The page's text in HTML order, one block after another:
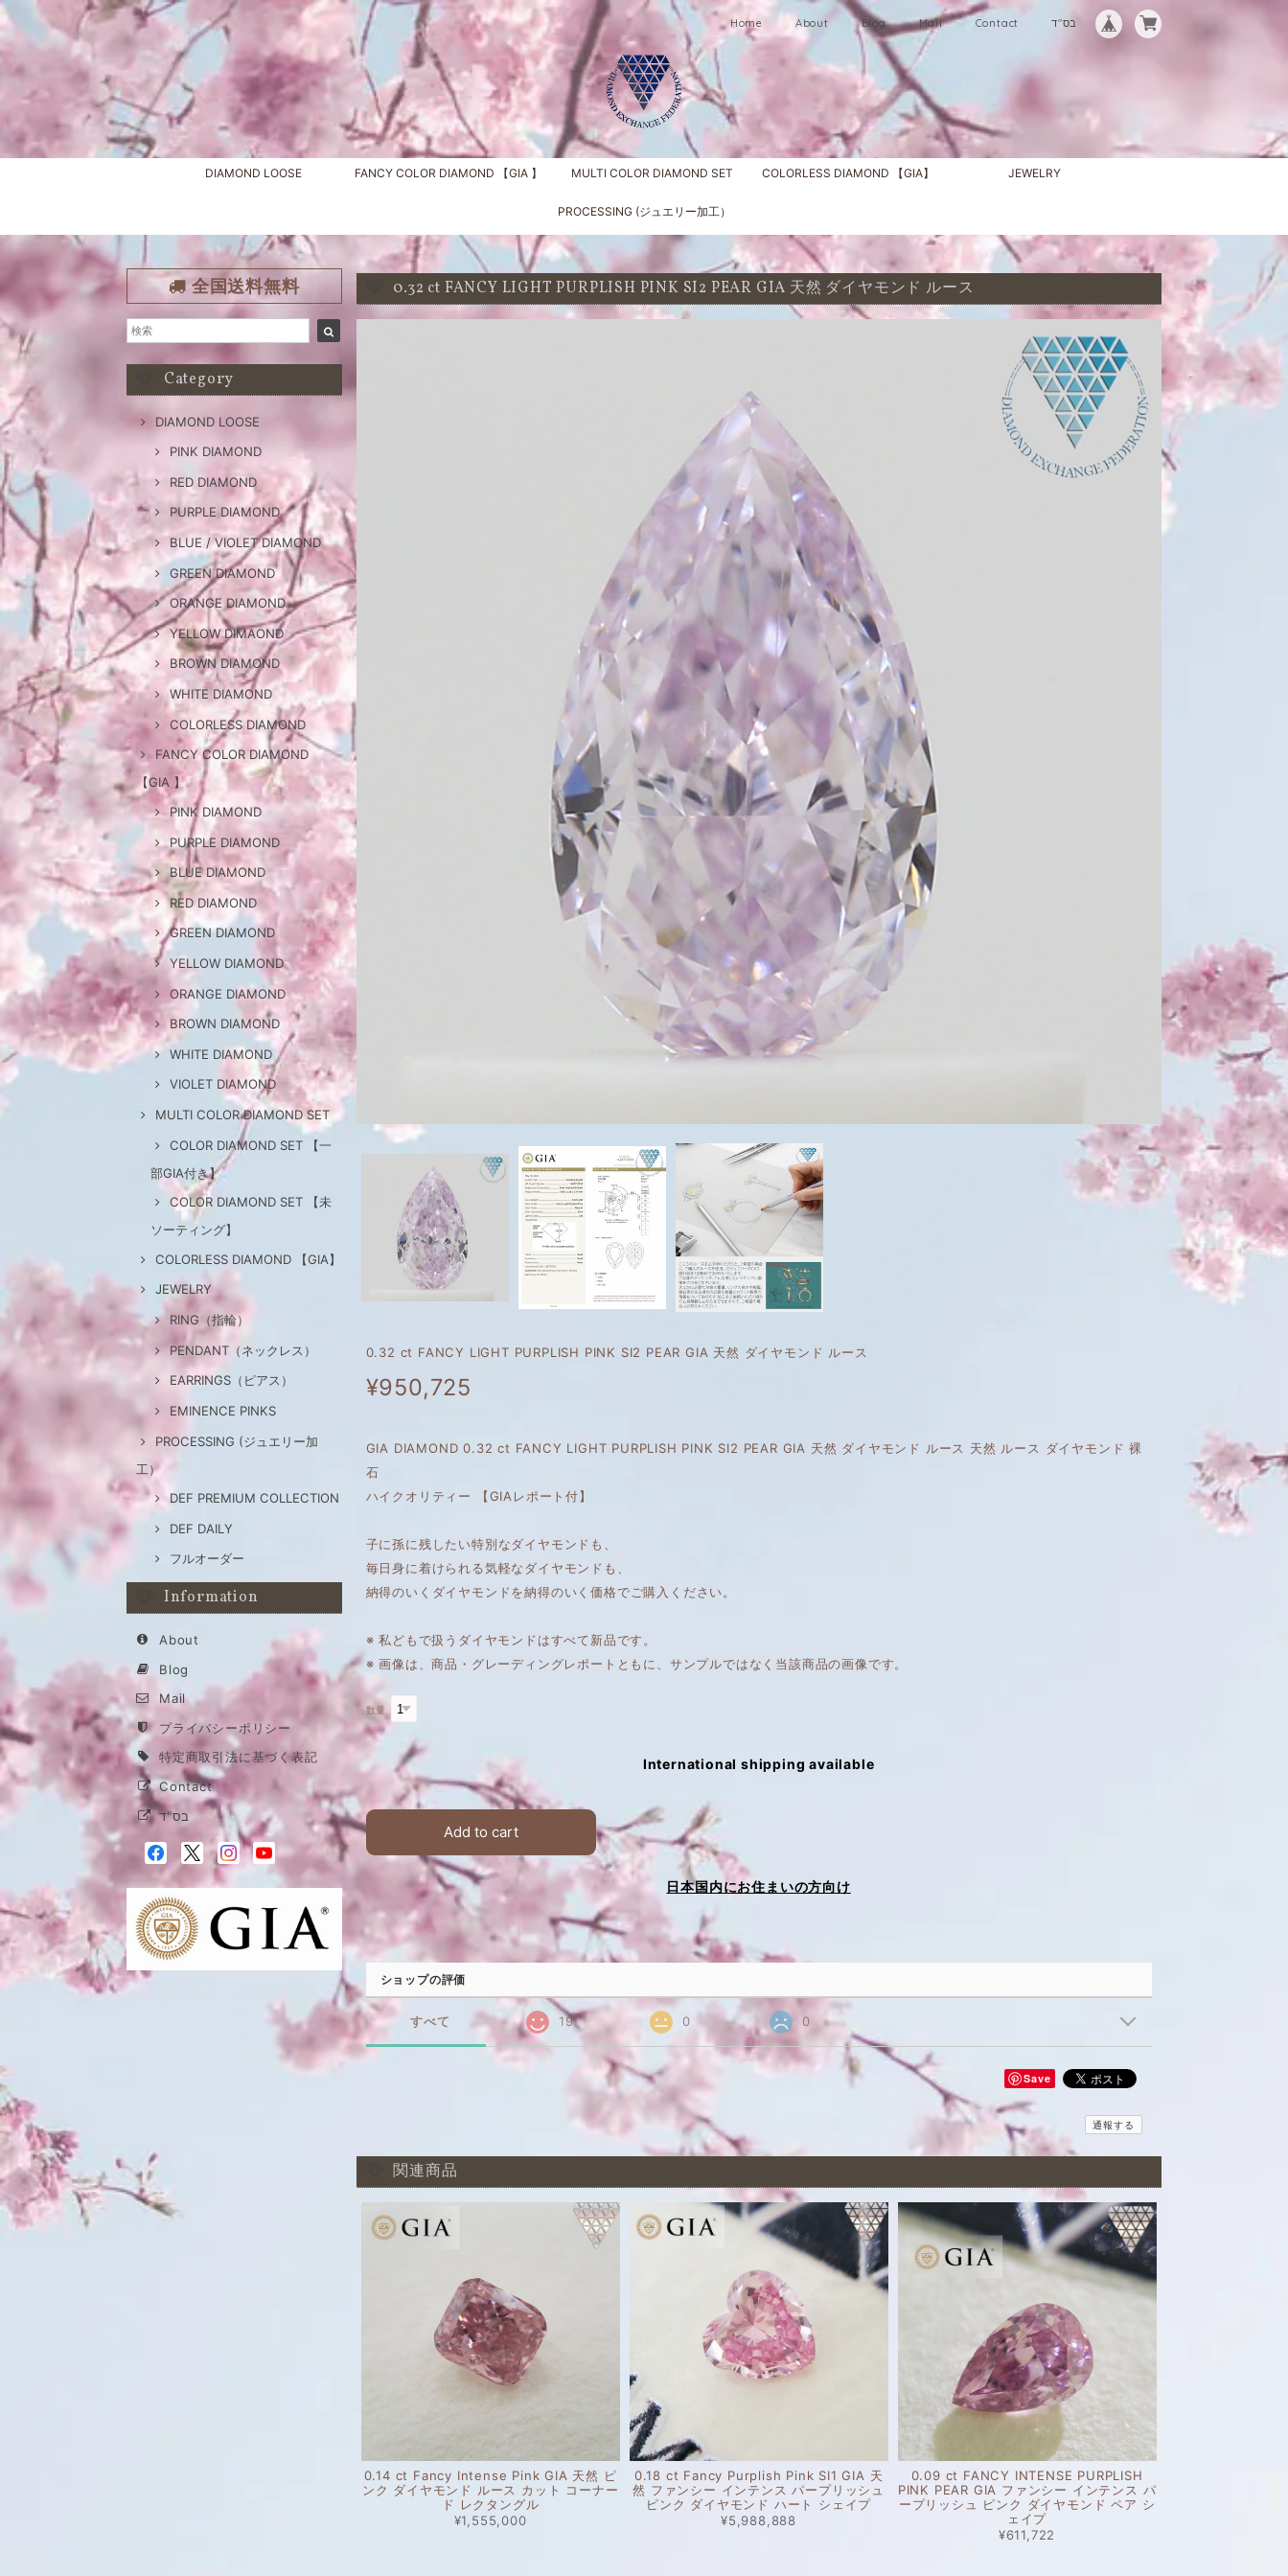
Home About Blog Mail Contact בס"ד
DIAMOND LOOSE FANCY COLOR DIAMOND 【GIA 】 MULTI COLOR DIAMOND SET COLORLESS DIAMOND 【GIA】 JEWELRY
PROCESSING (ジュエリー加工）
全国送料無料
Category
DIAMOND LOOSE
PINK DIAMOND
RED DIAMOND
PURPLE DIAMOND
BLUE / VIOLET DIAMOND
GREEN DIAMOND
ORANGE DIAMOND
YELLOW DIMAOND
BROWN DIAMOND
WHITE DIAMOND
COLORLESS DIAMOND
FANCY COLOR DIAMOND
【GIA 】
PINK DIAMOND
PURPLE DIAMOND
BLUE DIAMOND
RED DIAMOND
GREEN DIAMOND
YELLOW DIAMOND
ORANGE DIAMOND
BROWN DIAMOND
WHITE DIAMOND
VIOLET DIAMOND
MULTI COLOR DIAMOND SET
COLOR DIAMOND SET 【一
部GIA付き】
COLOR DIAMOND SET 【未
ソーティング】
COLORLESS DIAMOND 【GIA】
JEWELRY
RING（指輪）
PENDANT（ネックレス）
EARRINGS（ピアス）
EMINENCE PINKS
PROCESSING (ジュエリー加
工）
DEF PREMIUM COLLECTION
DEF DAILY
フルオーダー
Information
About
Blog
Mail
プライバシーポリシー
特定商取引法に基づく表記
Contact
בס"ד
0.32 ct FANCY LIGHT PURPLISH PINK SI2 PEAR GIA 天然 ダイヤモンド ルース
0.32 ct FANCY LIGHT PURPLISH PINK SI2 PEAR GIA 天然 ダイヤモンド ルース
¥950,725
GIA DIAMOND 0.32 ct FANCY LIGHT PURPLISH PINK SI2 PEAR GIA 天然 ダイヤモンド ルース 天然 ルース ダイヤモンド 裸
石
ハイクオリティー 【GIAレポート付】
子に孫に残したい特別なダイヤモンドも、
毎日身に着けられる気軽なダイヤモンドも、
納得のいくダイヤモンドを納得のいく価格でご購入ください。
※ 私どもで扱うダイヤモンドはすべて新品です。
※ 画像は、商品・グレーディングレポートともに、サンプルではなく当該商品の画像です。
数量
International shipping available
Add to cart
日本国内にお住まいの方向け
ショップの評価
すべて 19 0 0
Save
通報する
関連商品
0.14 ct Fancy Intense Pink GIA 天然 ピ
ンク ダイヤモンド ルース カット コーナー
ド レクタングル
¥1,555,000
0.18 ct Fancy Purplish Pink SI1 GIA 天
然 ファンシー インテンス パープリッシュ
ピンク ダイヤモンド ハート シェイプ
¥5,988,888
0.09 ct FANCY INTENSE PURPLISH
PINK PEAR GIA ファンシー インテンス パ
ープリッシュ ピンク ダイヤモンド ペア シ
ェイプ
¥611,722